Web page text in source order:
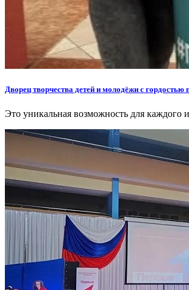
Дворец творчества детей и молодёжи с
Это уникальная возможность для каждого